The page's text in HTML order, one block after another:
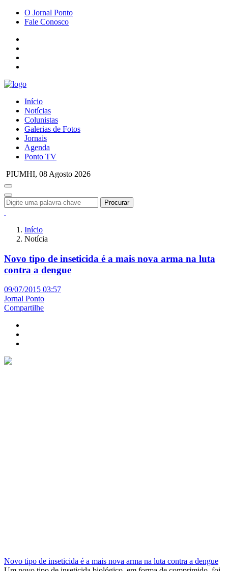
O Jornal Ponto
Fale Conosco
Início
Notícias
Colunistas
Galerias de Fotos
Jornais
Agenda
Ponto TV
PIUMHI, 08 Agosto 2026
Procurar
Início
Notícia
Novo tipo de inseticida é a mais nova arma na luta
contra a dengue
09/07/2015 03:57
Jornal Ponto
Compartilhe
Novo tipo de inseticida é a mais nova arma na luta contra a dengue